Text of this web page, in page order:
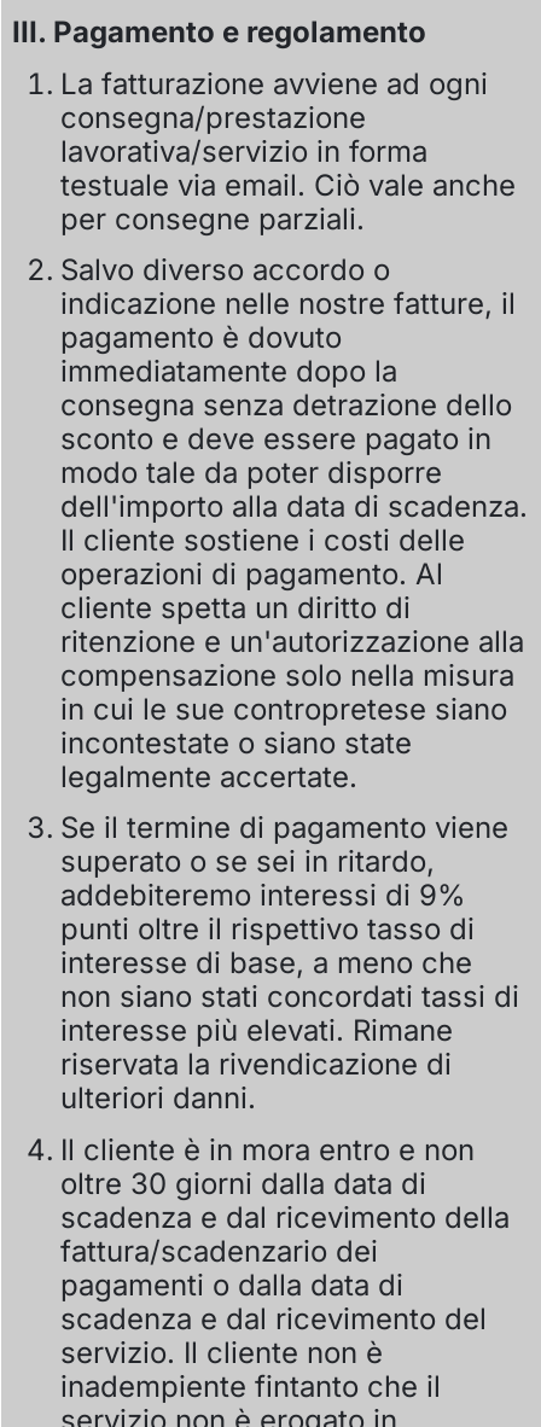
III. Pagamento e regolamento
La fatturazione avviene ad ogni
consegna/prestazione
lavorativa/servizio in forma
testuale via email. Ciò vale anche
per consegne parziali.
Salvo diverso accordo o
indicazione nelle nostre fatture, il
pagamento è dovuto
immediatamente dopo la
consegna senza detrazione dello
sconto e deve essere pagato in
modo tale da poter disporre
dell'importo alla data di scadenza.
Il cliente sostiene i costi delle
operazioni di pagamento. Al
cliente spetta un diritto di
ritenzione e un'autorizzazione alla
compensazione solo nella misura
in cui le sue contropretese siano
incontestate o siano state
legalmente accertate.
Se il termine di pagamento viene
superato o se sei in ritardo,
addebiteremo interessi di 9%
punti oltre il rispettivo tasso di
interesse di base, a meno che
non siano stati concordati tassi di
interesse più elevati. Rimane
riservata la rivendicazione di
ulteriori danni.
Il cliente è in mora entro e non
oltre 30 giorni dalla data di
scadenza e dal ricevimento della
fattura/scadenzario dei
pagamenti o dalla data di
scadenza e dal ricevimento del
servizio. Il cliente non è
inadempiente fintanto che il
servizio non è erogato in